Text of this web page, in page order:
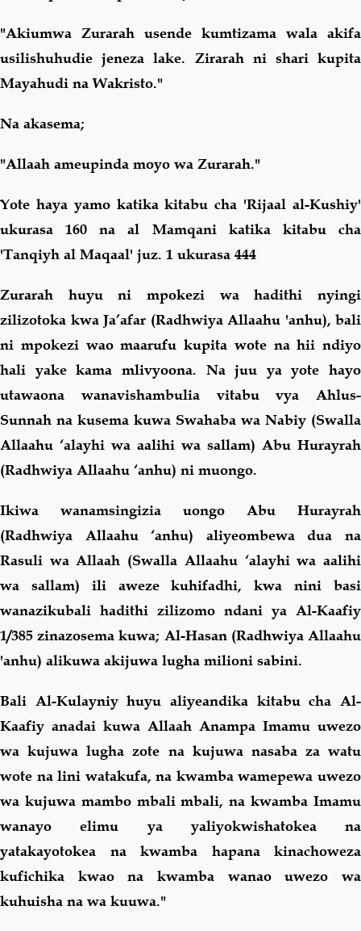
"Akiumwa Zurarah usende kumtizama wala akifa
usilishuhudie jeneza lake. Zirarah ni shari kupita
Mayahudi na Wakristo."
Na akasema;
"Allaah ameupinda moyo wa Zurarah."
Yote haya yamo katika kitabu cha 'Rijaal al-Kushiy'
ukurasa 160 na al Mamqani katika kitabu cha
'Tanqiyh al Maqaal' juz. 1 ukurasa 444
Zurarah huyu ni mpokezi wa hadithi nyingi
zilizotoka kwa Ja’afar (Radhwiya Allaahu 'anhu), bali
ni mpokezi wao maarufu kupita wote na hii ndiyo
hali yake kama mlivyoona. Na juu ya yote hayo
utawaona wanavishambulia vitabu vya Ahlus-
Sunnah na kusema kuwa Swahaba wa Nabiy (Swalla
Allaahu ‘alayhi wa aalihi wa sallam) Abu Hurayrah
(Radhwiya Allaahu ‘anhu) ni muongo.
Ikiwa wanamsingizia uongo Abu Hurayrah
(Radhwiya Allaahu ‘anhu) aliyeombewa dua na
Rasuli wa Allaah (Swalla Allaahu ‘alayhi wa aalihi
wa sallam) ili aweze kuhifadhi, kwa nini basi
wanazikubali hadithi zilizomo ndani ya Al-Kaafiy
1/385 zinazosema kuwa; Al-Hasan (Radhwiya Allaahu
'anhu) alikuwa akijuwa lugha milioni sabini.
Bali Al-Kulayniy huyu aliyeandika kitabu cha Al-
Kaafiy anadai kuwa Allaah Anampa Imamu uwezo
wa kujuwa lugha zote na kujuwa nasaba za watu
wote na lini watakufa, na kwamba wamepewa uwezo
wa kujuwa mambo mbali mbali, na kwamba Imamu
wanayo elimu ya yaliyokwishatokea na
yatakayotokea na kwamba hapana kinachoweza
kufichika kwao na kwamba wanao uwezo wa
kuhuisha na wa kuuwa."